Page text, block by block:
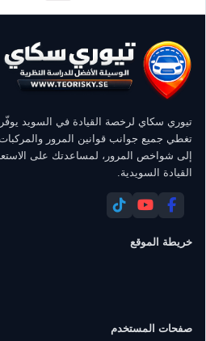
تيوري سكاي لرخصة القيادة في السويد
تغطي جميع جوانب قوانين المرور
إلى شواخص المرور، لمساعدتك على
القيادة السويدية.
خريطة الموقع
صفحات المستخدم